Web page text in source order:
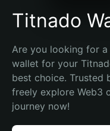
Titnado
Are you looking for
wallet for your
best choice. Trusted
freely explore Web3
journey now!